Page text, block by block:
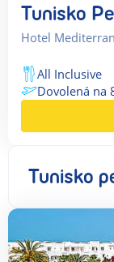
Tunisko
Hotel
All Inclusive
Dovolená na
Tunisko